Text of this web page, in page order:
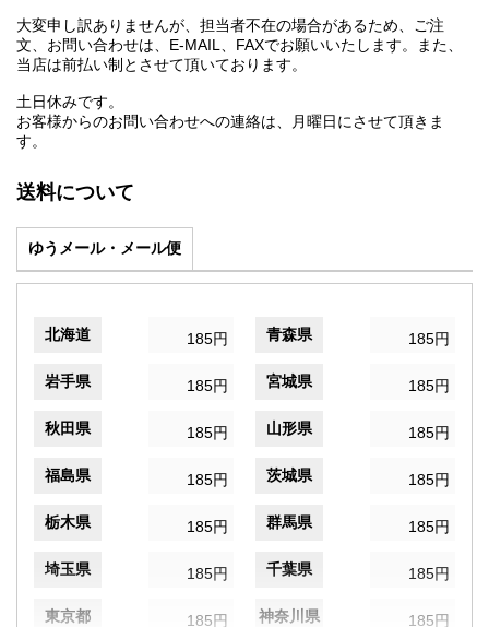
大変申し訳ありませんが、担当者不在の場合があるため、ご注
文、お問い合わせは、E‐MAIL、FAXでお願いいたします。また、
当店は前払い制とさせて頂いております。
土日休みです。
お客様からのお問い合わせへの連絡は、月曜日にさせて頂きま
す。
送料について
ゆうメール・メール便
北海道 185円 青森県 185円
岩手県 185円 宮城県 185円
秋田県 185円 山形県 185円
福島県 185円 茨城県 185円
栃木県 185円 群馬県 185円
埼玉県 185円 千葉県 185円
東京都 185円 神奈川県 185円